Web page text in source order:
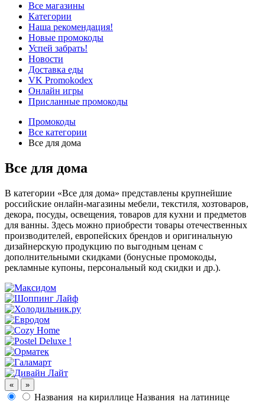
Все магазины
Категории
Наша рекомендация!
Новые промокоды
Успей забрать!
Новости
Доставка еды
VK Promokodex
Онлайн игры
Присланные промокоды
Промокоды
Все категории
Все для дома
Все для дома
В категории «Все для дома» представлены крупнейшие
российские онлайн-магазины мебели, текстиля, хозтоваров,
декора, посуды, освещения, товаров для кухни и предметов
для ванны. Здесь можно приобрести товары отечественных
производителей, европейских брендов и оригинальную
дизайнерскую продукцию по выгодным ценам с
дополнительными скидками (бонусные промокоды,
рекламные купоны, персональный код скидки и др.).
« »
Названия на кириллице Названия на латинице